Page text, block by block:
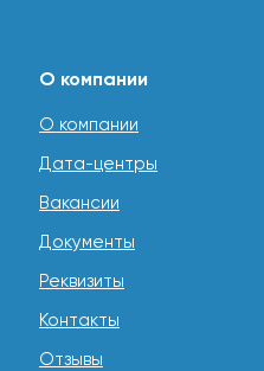
О компании
О компании
Дата-центры
Вакансии
Документы
Реквизиты
Контакты
Отзывы